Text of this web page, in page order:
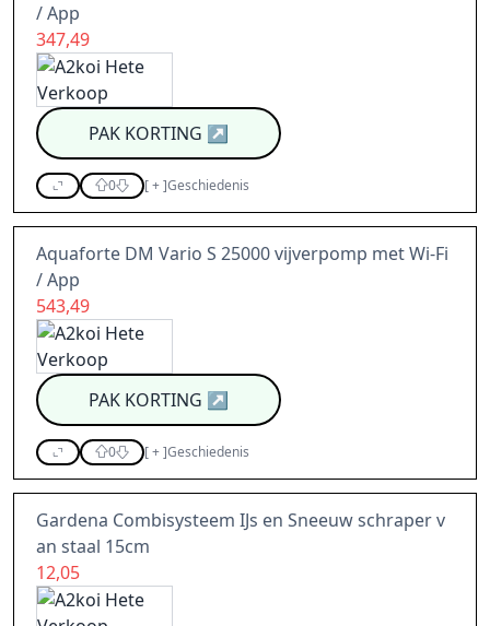
/ App
347,49
PAK KORTING ↗
0 [+]Geschiedenis
Aquaforte DM Vario S 25000 vijverpomp met Wi-Fi
/ App
543,49
PAK KORTING ↗
0 [+]Geschiedenis
Gardena Combisysteem IJs en Sneeuw schraper v
an staal 15cm
12,05